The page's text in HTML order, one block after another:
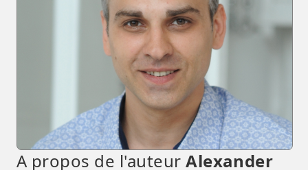
A propos de l'auteurAlexander